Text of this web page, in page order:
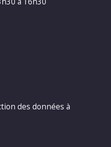
des données à